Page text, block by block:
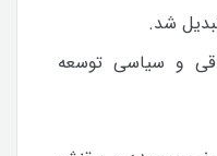
شد.
و سیاسی توسعه